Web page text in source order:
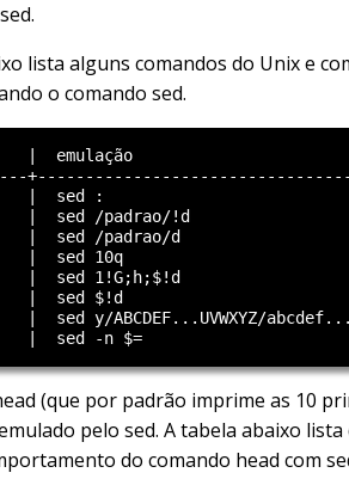
lista alguns comandos do Unix e
o comando sed.
|  emulação
|  sed :
|  sed /padrao/!d
|  sed /padrao/d
|  sed 10q
|  sed 1!G;h;$!d
|  sed $!d
|  sed y/ABCDEF...UVWXYZ/
(que por padrão imprime as 10
pelo sed. A tabela abaixo lista
do comando head com